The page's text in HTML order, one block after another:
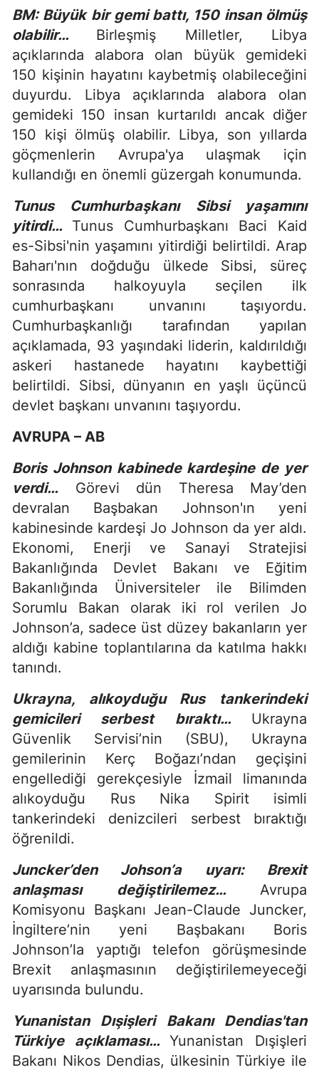
BM: Büyük bir gemi battı, 150 insan ölmüş
olabilir… Birleşmiş Milletler, Libya
açıklarında alabora olan büyük gemideki
150 kişinin hayatını kaybetmiş olabileceğini
duyurdu. Libya açıklarında alabora olan
gemideki 150 insan kurtarıldı ancak diğer
150 kişi ölmüş olabilir. Libya, son yıllarda
göçmenlerin Avrupa'ya ulaşmak için
kullandığı en önemli güzergah konumunda.
Tunus Cumhurbaşkanı Sibsi yaşamını
yitirdi… Tunus Cumhurbaşkanı Baci Kaid
es-Sibsi'nin yaşamını yitirdiği belirtildi. Arap
Baharı'nın doğduğu ülkede Sibsi, süreç
sonrasında halkoyuyla seçilen ilk
cumhurbaşkanı unvanını taşıyordu.
Cumhurbaşkanlığı tarafından yapılan
açıklamada, 93 yaşındaki liderin, kaldırıldığı
askeri hastanede hayatını kaybettiği
belirtildi. Sibsi, dünyanın en yaşlı üçüncü
devlet başkanı unvanını taşıyordu.
AVRUPA – AB
Boris Johnson kabinede kardeşine de yer
verdi…
Görevi dün Theresa May’den
devralan Başbakan Johnson'ın yeni
kabinesinde kardeşi Jo Johnson da yer aldı.
Ekonomi, Enerji ve Sanayi Stratejisi
Bakanlığında Devlet Bakanı ve Eğitim
Bakanlığında Üniversiteler ile Bilimden
Sorumlu Bakan olarak iki rol verilen Jo
Johnson’a, sadece üst düzey bakanların yer
aldığı kabine toplantılarına da katılma hakkı
tanındı.
Ukrayna, alıkoyduğu Rus tankerindeki
gemicileri serbest bıraktı… Ukrayna
Güvenlik Servisi’nin (SBU), Ukrayna
gemilerinin Kerç Boğazı’ndan geçişini
engellediği gerekçesiyle İzmail limanında
alıkoyduğu Rus Nika Spirit isimli
tankerindeki denizcileri serbest bıraktığı
öğrenildi.
Juncker’den Johson’a uyarı: Brexit
anlaşması değiştirilemez… Avrupa
Komisyonu Başkanı Jean-Claude Juncker,
İngiltere’nin yeni Başbakanı Boris
Johnson’la yaptığı telefon görüşmesinde
Brexit anlaşmasının değiştirilemeyeceği
uyarısında bulundu.
Yunanistan Dışişleri Bakanı Dendias'tan
Türkiye açıklaması…Yunanistan Dışişleri
Bakanı Nikos Dendias, ülkesinin Türkiye ile